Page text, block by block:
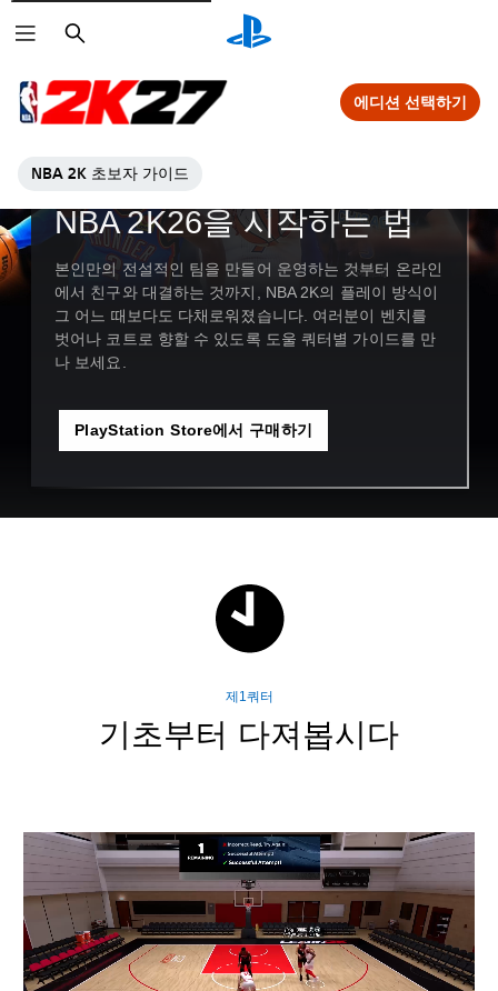
검
색
NBA 2K 초보자 가이드
에디션 선택하기
NBA 2K26을 시작하는 법
본인만의 전설적인 팀을 만들어 운영하는 것부터 온라인
에서 친구와 대결하는 것까지, NBA 2K의 플레이 방식이
그 어느 때보다도 다채로워졌습니다. 여러분이 벤치를
벗어나 코트로 향할 수 있도록 도울 쿼터별 가이드를 만
나 보세요.
PlayStation Store에서 구매하기
제1쿼터
기초부터 다져봅시다